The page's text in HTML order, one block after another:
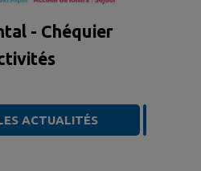
- Chéquier
ACTUALITÉS